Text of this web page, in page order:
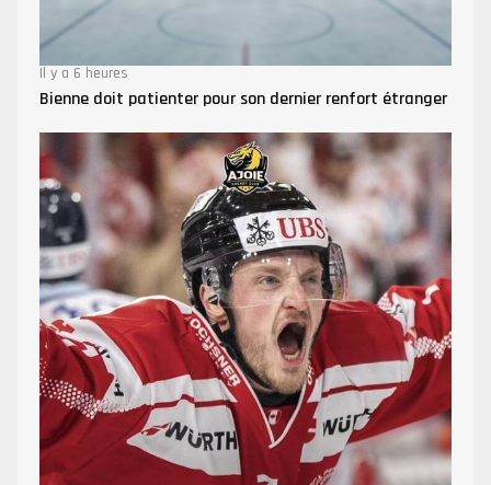
Il y a 6 heures
Bienne doit patienter pour son dernier renfort étranger